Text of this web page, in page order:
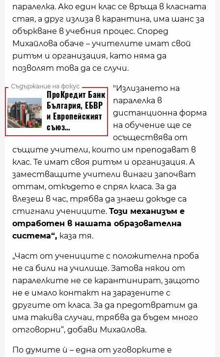
паралелка. Ако един клас се връща в класната
стая, а друг излиза в карантина, има шанс за
объркване в учебния процес. Според
Михайлова обаче – учителите имат свой
ритъм и организация, като няма да
позволят това да се случи.
"Излизането на
паралелка в
дистанционна форма
на обучение ще се
осъществява от
същите учители, които им преподават в
клас. Те имат своя ритъм и организация. А
заместващите учители винаги започват
оттам, откъдето е спрял класа. За да
влезеш в час, трябва да знаеш докъде са
стигнали учениците. Този механизъм е
отработен в нашата образователна
система“, каза тя.
„Част от учениците с положителна проба
не са били на училище. Затова някои от
паралелките не се карантинират, защото
не е имало контакт на заразените с
другите от класа. За да предотвратим да
има такива случаи, трябва да бъдем много
отговорни“, добави Михайлова.
По думите ѝ – една от уговорките е